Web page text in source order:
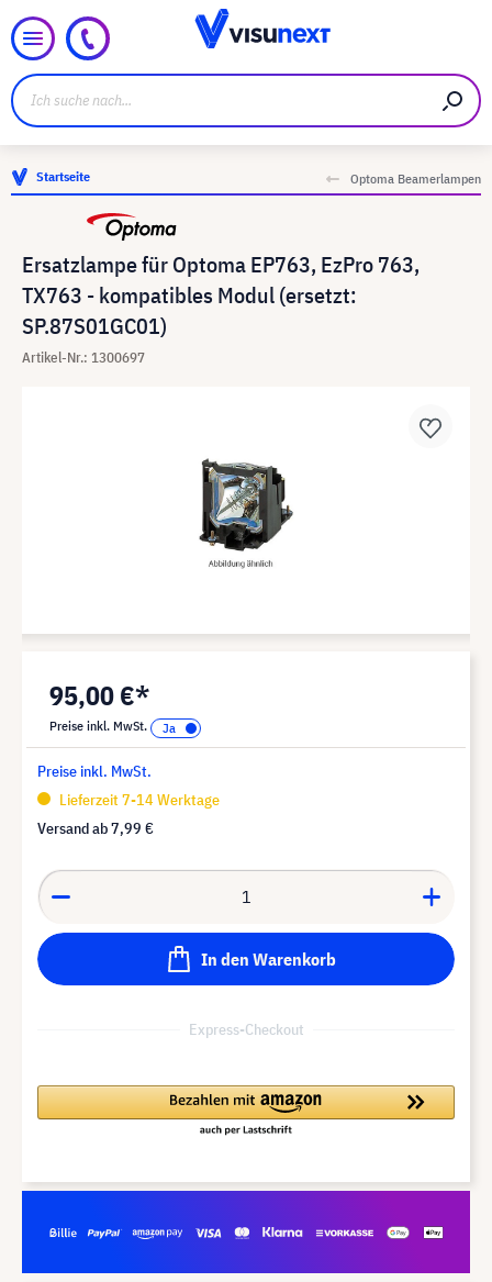
Startseite Optoma Beamerlampen
Ersatzlampe für Optoma EP763, EzPro 763,
TX763 - kompatibles Modul (ersetzt:
SP.87S01GC01)
Artikel-Nr.: 1300697
95,00 €*
Preise inkl. MwSt.
Preise inkl. MwSt.
Lieferzeit 7-14 Werktage
Versand ab7,99 €
In den Warenkorb
Express-Checkout